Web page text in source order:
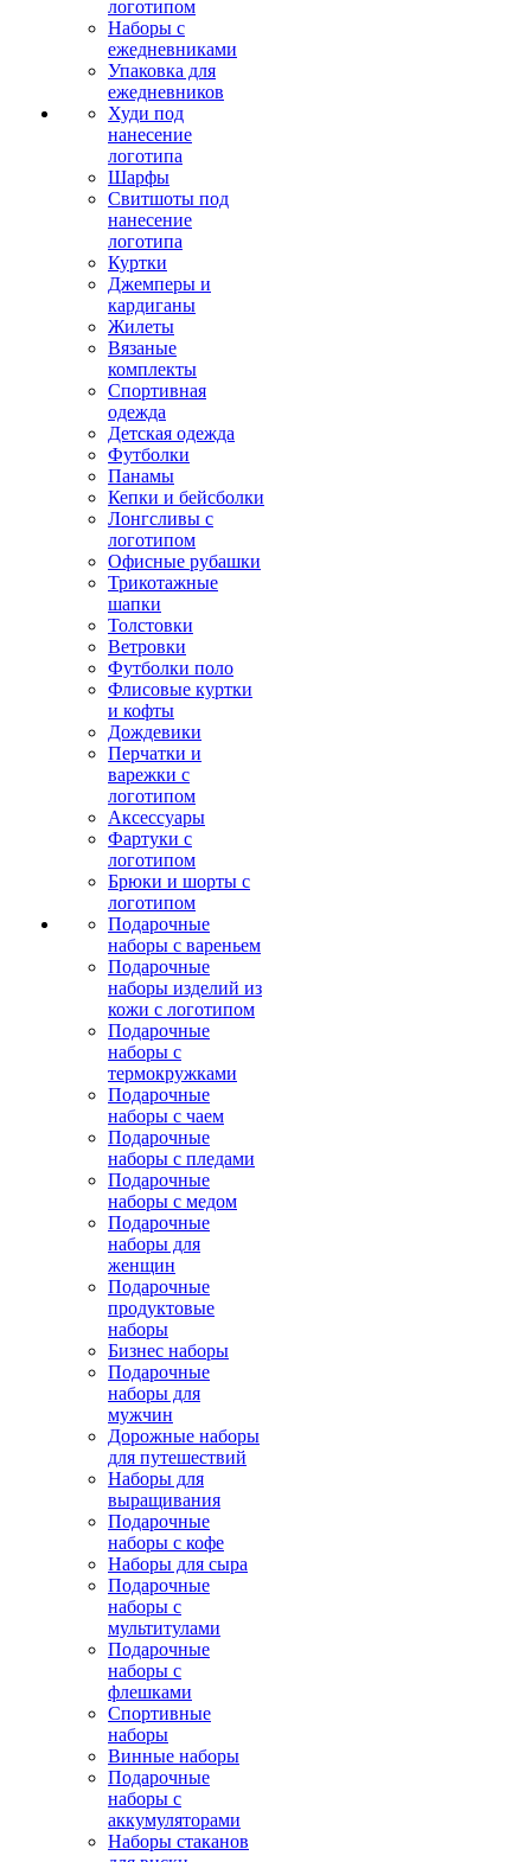
логотипом
Наборы с
ежедневниками
Упаковка для
ежедневников
Худи под
нанесение
логотипа
Шарфы
Свитшоты под
нанесение
логотипа
Куртки
Джемперы и
кардиганы
Жилеты
Вязаные
комплекты
Спортивная
одежда
Детская одежда
Футболки
Панамы
Кепки и бейсболки
Лонгсливы с
логотипом
Офисные рубашки
Трикотажные
шапки
Толстовки
Ветровки
Футболки поло
Флисовые куртки
и кофты
Дождевики
Перчатки и
варежки с
логотипом
Аксессуары
Фартуки с
логотипом
Брюки и шорты с
логотипом
Подарочные
наборы с вареньем
Подарочные
наборы изделий из
кожи с логотипом
Подарочные
наборы с
термокружками
Подарочные
наборы с чаем
Подарочные
наборы с пледами
Подарочные
наборы с медом
Подарочные
наборы для
женщин
Подарочные
продуктовые
наборы
Бизнес наборы
Подарочные
наборы для
мужчин
Дорожные наборы
для путешествий
Наборы для
выращивания
Подарочные
наборы с кофе
Наборы для сыра
Подарочные
наборы с
мультитулами
Подарочные
наборы с
флешками
Спортивные
наборы
Винные наборы
Подарочные
наборы с
аккумуляторами
Наборы стаканов